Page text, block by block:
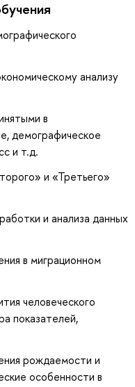
анализу
в
демографическое
и т.д.
и «Третьего»
и анализа данных
в миграционном
человеческого
показателей,
рождаемости и
особенности в